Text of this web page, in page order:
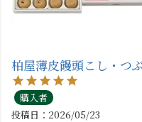
柏屋薄皮饅頭こし・つ
購入者
投稿日
2026/05/23